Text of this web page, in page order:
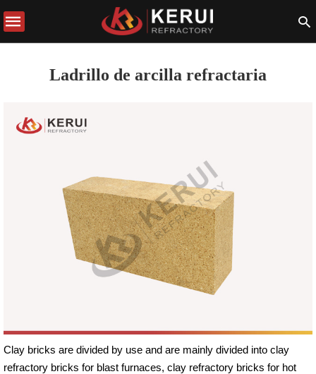
Ladrillo de arcilla refractaria
Clay bricks are divided by use and are mainly divided into clay
refractory bricks for blast furnaces, clay refractory bricks for hot